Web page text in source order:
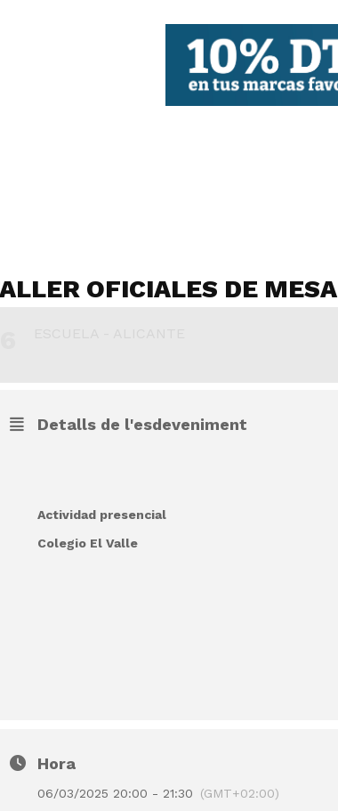
OFICIALES DE MESA
Detalls de l'esdeveniment
Actividad presencial
Colegio El Valle
Hora
06/03/2025 20:00 - 21:30 (GMT+02:00)